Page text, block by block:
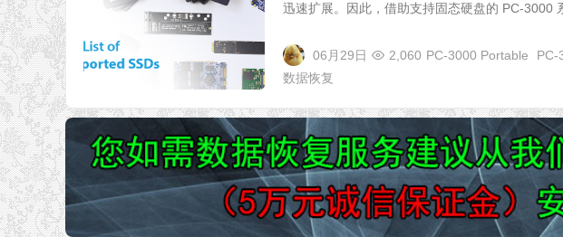
迅速扩展。因此，借助支持固态硬盘的 PC-3000
06月29日 2,060 PC-3000 Portable PC-
数据恢复